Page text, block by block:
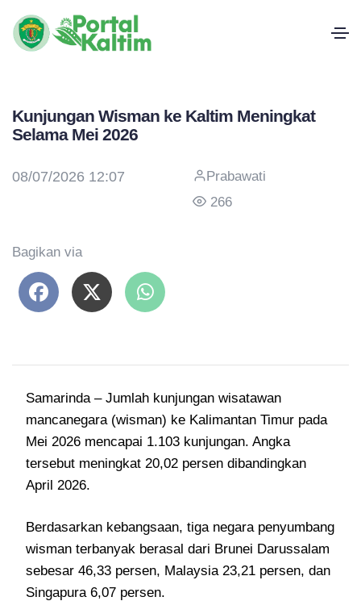
Kunjungan Wisman ke Kaltim Meningkat
Selama Mei 2026
08/07/2026 12:07
Prabawati
266
Bagikan via
Samarinda– Jumlah kunjungan wisatawan
mancanegara (wisman) ke Kalimantan Timur pada
Mei 2026 mencapai 1.103 kunjungan. Angka
tersebut meningkat 20,02 persen dibandingkan
April 2026.
Berdasarkan kebangsaan, tiga negara penyumbang
wisman terbanyak berasal dari Brunei Darussalam
sebesar 46,33 persen, Malaysia 23,21 persen, dan
Singapura 6,07 persen.